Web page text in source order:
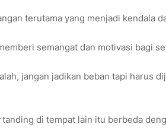
terutama yang menjadi kendala
semangat dan motivasi bagi
jangan jadikan beban tapi harus
di tempat lain itu berbeda